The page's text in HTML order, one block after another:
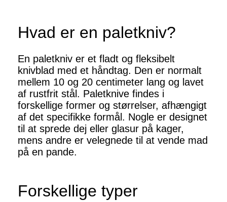
Hvad er en paletkniv?
En paletkniv er et fladt og fleksibelt
knivblad med et håndtag. Den er normalt
mellem 10 og 20 centimeter lang og lavet
af rustfrit stål. Paletknive findes i
forskellige former og størrelser, afhængigt
af det specifikke formål. Nogle er designet
til at sprede dej eller glasur på kager,
mens andre er velegnede til at vende mad
på en pande.
Forskellige typer